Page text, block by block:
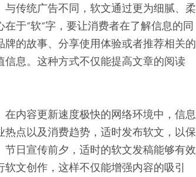
传统广告不同，软文通过更为细腻、柔
于”软”字，要让消费者在了解信息的同
的故事、分享使用体验或者推荐相关的
息。这种方式不仅能提高文章的阅读
内容更新速度极快的网络环境中，信息
点以及消费趋势，适时发布软文，以保
日宣传前夕，适时的软文发稿能够有效
文创作，这样不仅能增强内容的吸引